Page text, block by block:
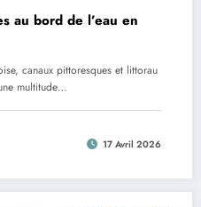
au bord de l’eau en
canaux pittoresques et littorau
multitude…
17 Avril 2026